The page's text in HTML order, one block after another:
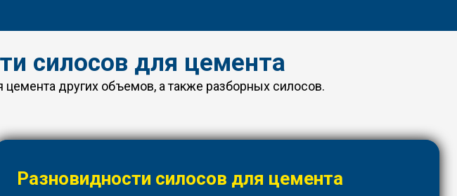
силосов для цемента
других объемов, а также разборных силосов.
Разновидности силосов для цемента